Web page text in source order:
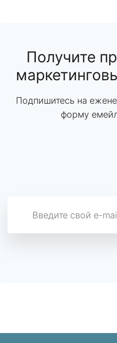
Получите
Подпишитесь на
форму